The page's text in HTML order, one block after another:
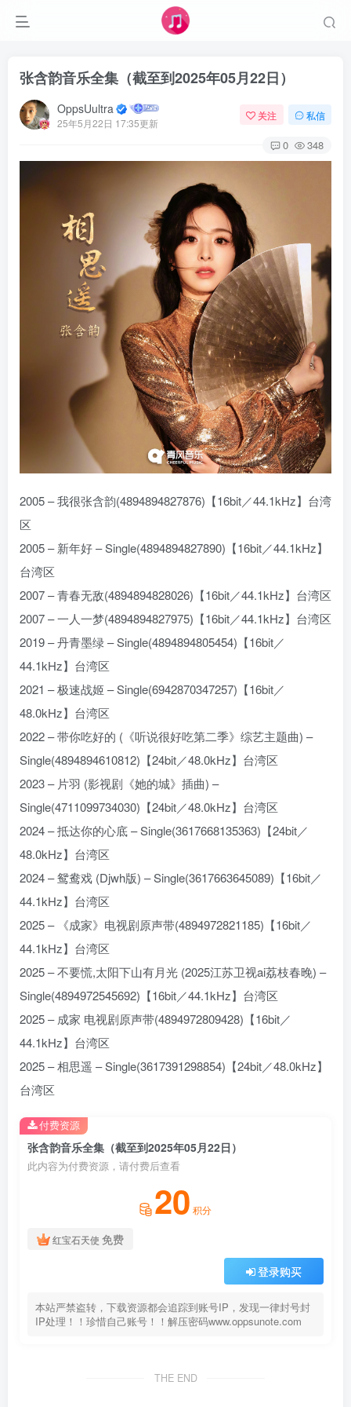
张含韵音乐全集（截至到2025年05月22日）
OppsUultra
25年5月22日 17:35更新
关注 私信
0 348
2005 – 我很张含韵(4894894827876)【16bit／44.1kHz】台湾
区
2005 – 新年好 – Single(4894894827890)【16bit／44.1kHz】
台湾区
2007 – 青春无敌(4894894828026)【16bit／44.1kHz】台湾区
2007 – 一人一梦(4894894827975)【16bit／44.1kHz】台湾区
2019 – 丹青墨绿 – Single(4894894805454)【16bit／
44.1kHz】台湾区
2021 – 极速战姬 – Single(6942870347257)【16bit／
48.0kHz】台湾区
2022 – 带你吃好的 (《听说很好吃第二季》综艺主题曲) –
Single(4894894610812)【24bit／48.0kHz】台湾区
2023 – 片羽 (影视剧《她的城》插曲) –
Single(4711099734030)【24bit／48.0kHz】台湾区
2024 – 抵达你的心底 – Single(3617668135363)【24bit／
48.0kHz】台湾区
2024 – 鸳鸯戏 (Djwh版) – Single(3617663645089)【16bit／
44.1kHz】台湾区
2025 – 《成家》电视剧原声带(4894972821185)【16bit／
44.1kHz】台湾区
2025 – 不要慌,太阳下山有月光 (2025江苏卫视ai荔枝春晚) –
Single(4894972545692)【16bit／44.1kHz】台湾区
2025 – 成家 电视剧原声带(4894972809428)【16bit／
44.1kHz】台湾区
2025 – 相思遥 – Single(3617391298854)【24bit／48.0kHz】
台湾区
张含韵音乐全集（截至到2025年05月22日）
此内容为付费资源，请付费后查看
20 积分
红宝石天使 免费
登录购买
本站严禁盗转，下载资源都会追踪到账号IP，发现一律封号封
IP处理！！珍惜自己账号！！解压密码www.oppsunote.com
付费资源
THE END